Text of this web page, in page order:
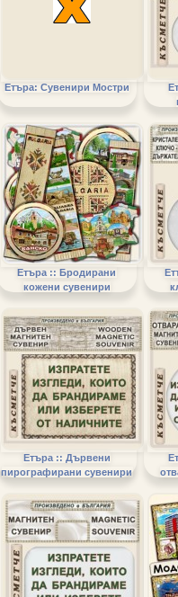
Етъра: Сувенири Мостри
Етъра :: Бродирани
кожени сувенири
Етъра :: Дървени
пирографирани сувенири